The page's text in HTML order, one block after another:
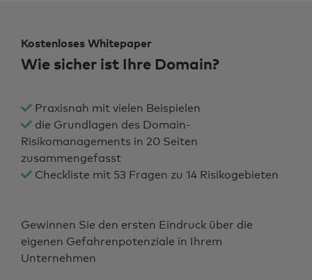
Kostenloses Whitepaper
Wie sicher ist Ihre Domain?
Praxisnah mit vielen Beispielen
die Grundlagen des Domain-
Risikomanagements in 20 Seiten
zusammengefasst
Checkliste mit 53 Fragen zu 14 Risikogebieten
Gewinnen Sie den ersten Eindruck über die
eigenen Gefahrenpotenziale in Ihrem
Unternehmen